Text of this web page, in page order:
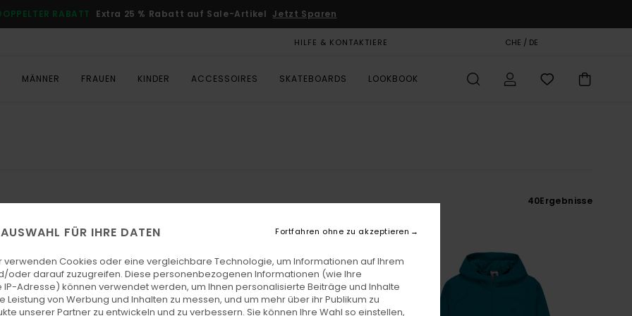
RABATT Extra 25 % Rabatt auf Sale-Artikel Jetzt Sparen
HILFE & KONTAKTIERE CHE / DE
MÄNNER FRAUEN KINDER ACCESSOIRES SKATEBOARDS LOOKBOOK
40Ergebnisse
FÜR IHRE DATEN
verwenden Cookies oder eine vergleichbare Technologie, um Informationen auf Ihrem
oder darauf zuzugreifen. Diese personenbezogenen Informationen (wie Ihre
IP-Adresse) können verwendet werden, um Ihnen personalisierte Beiträge und Inhalte
Leistung von Werbung und Inhalten zu messen, und um mehr über ihr Publikum zu
unserer Partner zu entwickeln und zu verbessern. Sie können Ihre Wahl so einstellen,
Fortfahren ohne zu akzeptieren